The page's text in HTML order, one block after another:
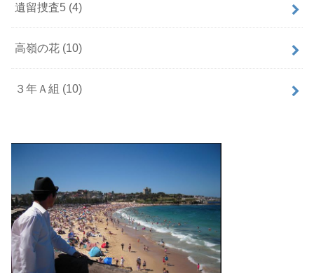
遺留捜査5 (4)
高嶺の花 (10)
３年Ａ組 (10)